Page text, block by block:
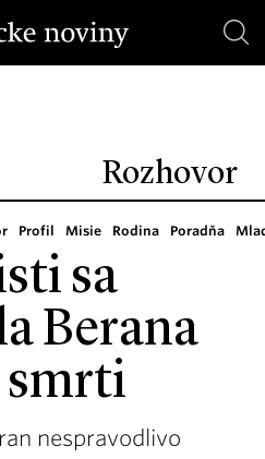
Rozhovor
Profil Misie Rodina Poradňa
sa
Berana
smrti
nespravodlivo